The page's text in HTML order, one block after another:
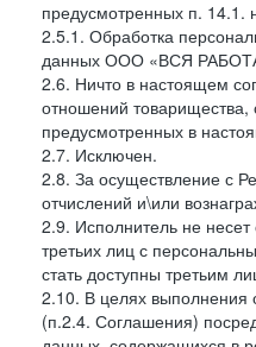
предусмотренных п. 14.1.
2.5.1. Обработка
данных ООО «ВСЯ
2.6. Ничто в настоящем
отношений
предусмотренных в
2.7. Исключен.
2.8. За осуществление с
отчислений и\или
2.9. Исполнитель не
третьих лиц с
стать доступны третьим
2.10. В целях выполнения
(п.2.4. Соглашения)